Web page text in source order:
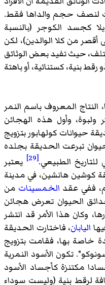
لنصف حجم والداها فقط.
كجسد الكوجر (بالنسبة
أقصر من كلا الوالدين)، لكن
حيث تفيد بعض الوثائق
رقط بنية، كستنائية، أو باهتة
النتاج المعروف باسم النمر
وأول هذه الهجائن
حيوانات كولهابور بتزويج
تبرعت الحديقة بجلده
للتاريخ الطبيعي.[29]
يعتبر
كوشين هانشين، في مدينة
ففي عقد الخمسينات من
الحيوان تعرض هجائن
وكان هذا الأمر قد انتشر
اليابان، فاختارت الحديقة
خاصة بها، فقامت بتزويج
تكون الأسود النمرية
مكتنزة كأجساد الأسود
لرقط بنية (وليست سوداء